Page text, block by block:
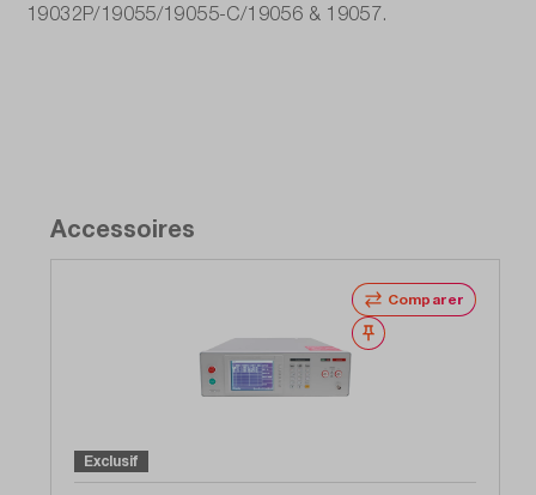
19032P/19055/19055-C/19056 & 19057.
Accessoires
Comparer
Noter
Exclusif